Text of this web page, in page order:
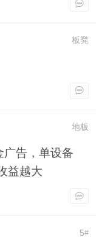
板凳
地板
广告，单设备
益越大
5#